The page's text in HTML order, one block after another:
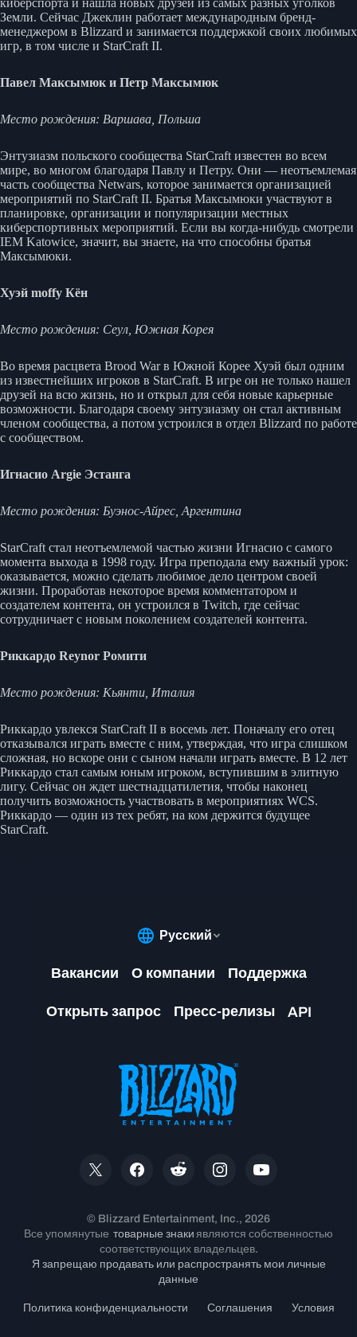
Земли. Сейчас Джеклин работает международным бренд-
менеджером в Blizzard и занимается поддержкой своих любимых
игр, в том числе и StarCraft II.
Павел Максымюк и Петр Максымюк
Место рождения: Варшава, Польша
Энтузиазм польского сообщества StarCraft известен во всем
мире, во многом благодаря Павлу и Петру. Они — неотъемлемая
часть сообщества Netwars, которое занимается организацией
мероприятий по StarCraft II. Братья Максымюки участвуют в
планировке, организации и популяризации местных
киберспортивных мероприятий. Если вы когда-нибудь смотрели
IEM Katowice, значит, вы знаете, на что способны братья
Максымюки.
Хуэй moffy Кён
Место рождения: Сеул, Южная Корея
Во время расцвета Brood War в Южной Корее Хуэй был одним
из известнейших игроков в StarCraft. В игре он не только нашел
друзей на всю жизнь, но и открыл для себя новые карьерные
возможности. Благодаря своему энтузиазму он стал активным
членом сообщества, а потом устроился в отдел Blizzard по работе
с сообществом.
Игнасио Argie Эстанга
Место рождения: Буэнос-Айрес, Аргентина
StarCraft стал неотъемлемой частью жизни Игнасио с самого
момента выхода в 1998 году. Игра преподала ему важный урок:
оказывается, можно сделать любимое дело центром своей
жизни. Проработав некоторое время комментатором и
создателем контента, он устроился в Twitch, где сейчас
сотрудничает с новым поколением создателей контента.
Риккардо Reynor Ромити
Место рождения: Кьянти, Италия
Риккардо увлекся StarCraft II в восемь лет. Поначалу его отец
отказывался играть вместе с ним, утверждая, что игра слишком
сложная, но вскоре они с сыном начали играть вместе. В 12 лет
Риккардо стал самым юным игроком, вступившим в элитную
лигу. Сейчас он ждет шестнадцатилетия, чтобы наконец
получить возможность участвовать в мероприятиях WCS.
Риккардо — один из тех ребят, на ком держится будущее
StarCraft.